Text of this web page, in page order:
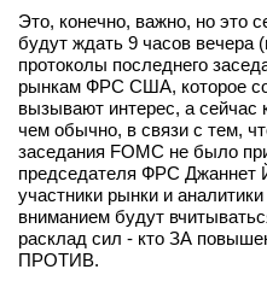
Это, конечно, важно, но это
будут ждать 9 часов вечера
протоколы последнего
рынкам ФРС США, которое
вызывают интерес, а
чем обычно, в связи с тем,
заседания FOMC не было
председателя ФРС Джаннет
участники рынки и
вниманием будут
расклад сил - кто ЗА
ПРОТИВ.